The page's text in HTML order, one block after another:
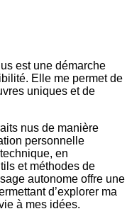
est une démarche
Elle me permet de
uniques et de
nus de manière
personnelle
en
et méthodes de
autonome offre une
d’explorer ma
à mes idées.